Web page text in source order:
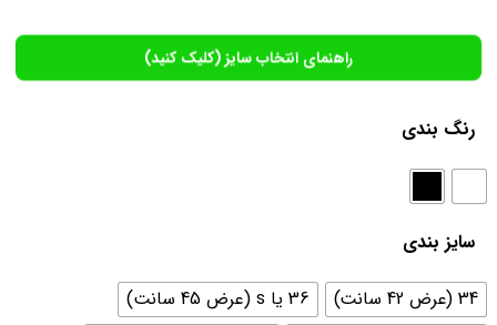
راهنمای انتخاب سایز (کلیک کنید)
رنگ بندی
سایز بندی
34 (عرض 42 سانت)
36 یا s (عرض 45 سانت)